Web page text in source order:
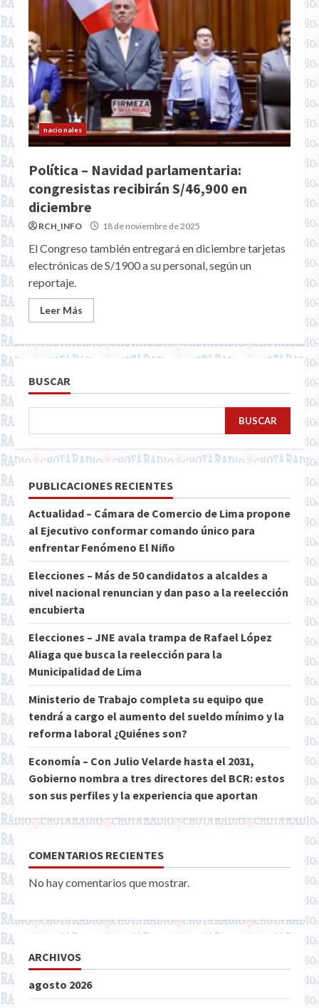
nacionales
Política – Navidad parlamentaria:
congresistas recibirán S/46,900 en
diciembre
RCH_INFO 18 de noviembre de 2025
El Congreso también entregará en diciembre tarjetas
electrónicas de S/1900 a su personal, según un
reportaje.
Leer Más
BUSCAR
BUSCAR
PUBLICACIONES RECIENTES
Actualidad – Cámara de Comercio de Lima propone
al Ejecutivo conformar comando único para
enfrentar Fenómeno El Niño
Elecciones – Más de 50 candidatos a alcaldes a
nivel nacional renuncian y dan paso a la reelección
encubierta
Elecciones – JNE avala trampa de Rafael López
Aliaga que busca la reelección para la
Municipalidad de Lima
Ministerio de Trabajo completa su equipo que
tendrá a cargo el aumento del sueldo mínimo y la
reforma laboral ¿Quiénes son?
Economía – Con Julio Velarde hasta el 2031,
Gobierno nombra a tres directores del BCR: estos
son sus perfiles y la experiencia que aportan
COMENTARIOS RECIENTES
No hay comentarios que mostrar.
ARCHIVOS
agosto 2026